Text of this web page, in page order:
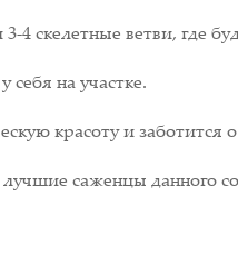
скелетные ветви, где
на участке.
красоту и заботится
саженцы данного